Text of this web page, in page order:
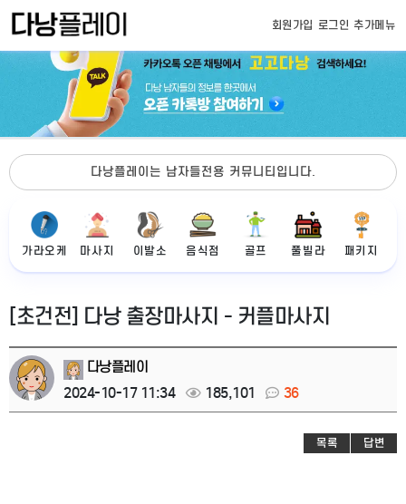
회원가입 로그인 추가메뉴
다낭플레이는 남자들전용 커뮤니티입니다.
가라오케 마사지 이발소 음식점 골프 풀빌라 패키지
[초건전] 다낭 출장마사지 - 커플마사지
다낭플레이
2024-10-17 11:34
185,101 36
목록 답변